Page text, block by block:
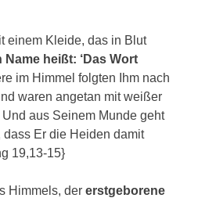
einem Kleide, das in Blut
Name heißt: ‘Das Wort
im Himmel folgten Ihm nach
waren angetan mit weißer
aus Seinem Munde geht
Er die Heiden damit
19,13-15}
Himmels, der erstgeborene